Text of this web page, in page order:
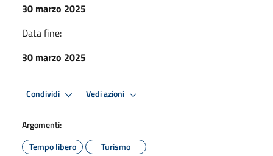
30 marzo 2025
Data fine:
30 marzo 2025
Condividi Vedi azioni
Argomenti:
Tempo libero
Turismo